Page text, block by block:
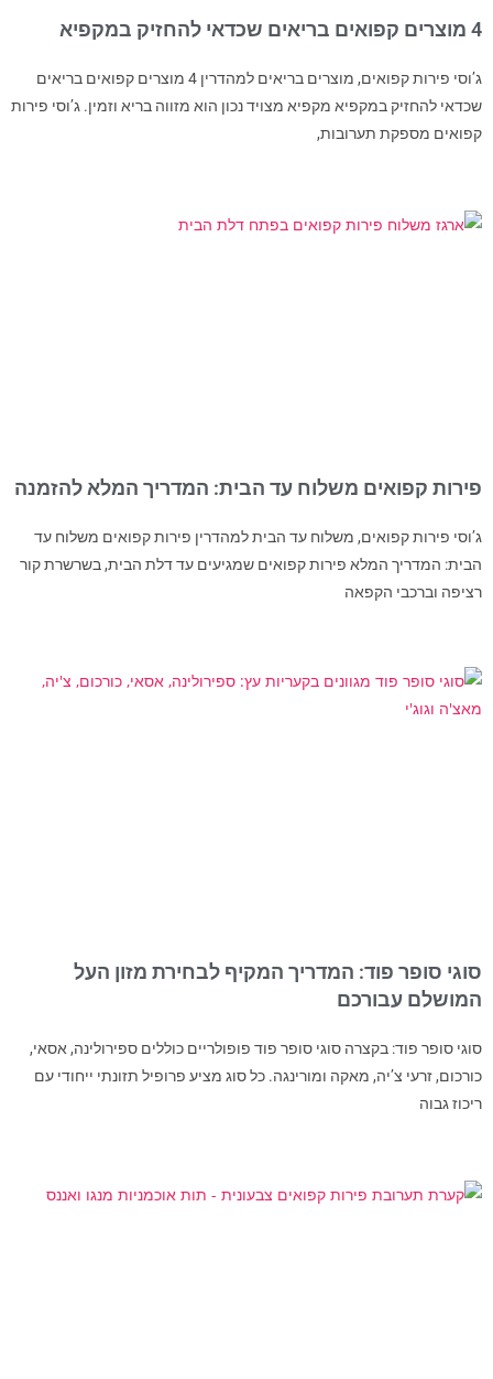
4 מוצרים קפואים בריאים שכדאי להחזיק במקפיא
ג’וסי פירות קפואים, מוצרים בריאים למהדרין 4 מוצרים קפואים בריאים
שכדאי להחזיק במקפיא מקפיא מצויד נכון הוא מזווה בריא וזמין. ג’וסי פירות
קפואים מספקת תערובות,
פירות קפואים משלוח עד הבית: המדריך המלא להזמנה
ג’וסי פירות קפואים, משלוח עד הבית למהדרין פירות קפואים משלוח עד
הבית: המדריך המלא פירות קפואים שמגיעים עד דלת הבית, בשרשרת קור
רציפה וברכבי הקפאה
סוגי סופר פוד: המדריך המקיף לבחירת מזון העל
המושלם עבורכם
סוגי סופר פוד: בקצרה סוגי סופר פוד פופולריים כוללים ספירולינה, אסאי,
כורכום, זרעי צ’יה, מאקה ומורינגה. כל סוג מציע פרופיל תזונתי ייחודי עם
ריכוז גבוה